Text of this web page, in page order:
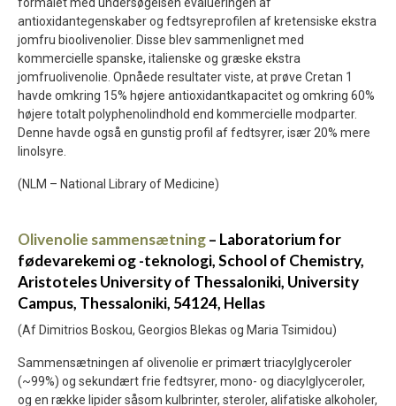
antioxidantegenskaber og fedtsyreprofilen af kretensiske ekstra
jomfru bioolivenolier. Disse blev sammenlignet med
kommercielle spanske, italienske og græske ekstra
jomfruolivenolie. Opnåede resultater viste, at prøve Cretan 1
havde omkring 15% højere antioxidantkapacitet og omkring 60%
højere totalt polyphenolindhold end kommercielle modparter.
Denne havde også en gunstig profil af fedtsyrer, især 20% mere
linolsyre.
(NLM – National Library of Medicine)
Olivenolie sammensætning– Laboratorium for
fødevarekemi og -teknologi, School of Chemistry,
Aristoteles University of Thessaloniki, University
Campus, Thessaloniki, 54124, Hellas
(Af Dimitrios Boskou, Georgios Blekas og Maria Tsimidou)
Sammensætningen af olivenolie er primært triacylglyceroler
(~99%) og sekundært frie fedtsyrer, mono- og diacylglyceroler,
og en række lipider såsom kulbrinter, steroler, alifatiske alkoholer,